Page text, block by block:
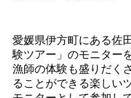
愛媛県伊方町にある佐
験ツアー」のモニター
漁師の体験も盛りだく
ることができる楽しい